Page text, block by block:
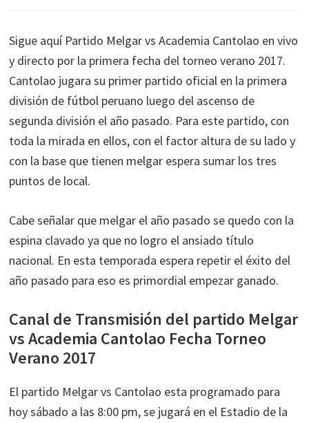
Sigue aquí Partido Melgar vs Academia Cantolao en vivo
y directo por la primera fecha del torneo verano 2017.
Cantolao jugara su primer partido oficial en la primera
división de fútbol peruano luego del ascenso de
segunda división el año pasado. Para este partido, con
toda la mirada en ellos, con el factor altura de su lado y
con la base que tienen melgar espera sumar los tres
puntos de local.
Cabe señalar que melgar el año pasado se quedo con la
espina clavado ya que no logro el ansiado título
nacional. En esta temporada espera repetir el éxito del
año pasado para eso es primordial empezar ganado.
Canal de Transmisión del partido Melgar
vs Academia Cantolao Fecha Torneo
Verano 2017
El partido Melgar vs Cantolao esta programado para
hoy sábado a las 8:00 pm, se jugará en el Estadio de la